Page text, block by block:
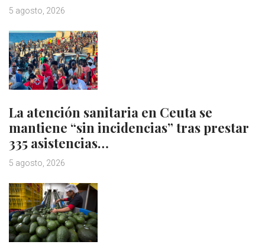
5 agosto, 2026
La atención sanitaria en Ceuta se
mantiene “sin incidencias” tras prestar
335 asistencias…
5 agosto, 2026